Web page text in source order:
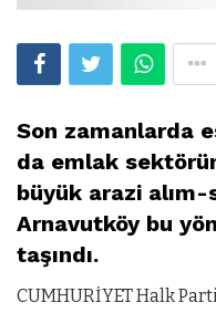
Son zamanlarda
da emlak
büyük arazi alım-
Arnavutköy bu
taşındı.
CUMHURİYET Halk